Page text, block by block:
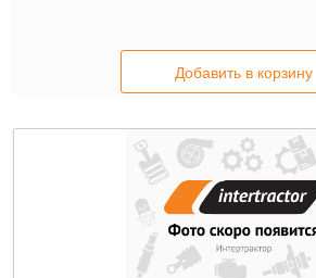
Добавить в корзину